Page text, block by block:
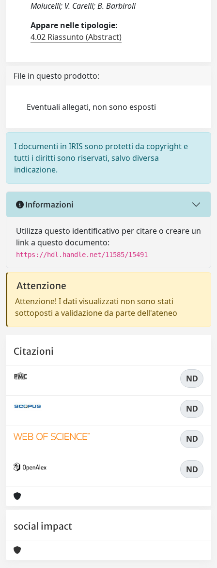
Malucelli; V. Carelli; B. Barbiroli
Appare nelle tipologie:
4.02 Riassunto (Abstract)
File in questo prodotto:
Eventuali allegati, non sono esposti
I documenti in IRIS sono protetti da copyright e
tutti i diritti sono riservati, salvo diversa
indicazione.
Informazioni
Utilizza questo identificativo per citare o creare un
link a questo documento:
https://hdl.handle.net/11585/15491
Attenzione
Attenzione! I dati visualizzati non sono stati
sottoposti a validazione da parte dell'ateneo
Citazioni
ND
ND
ND
ND
social impact